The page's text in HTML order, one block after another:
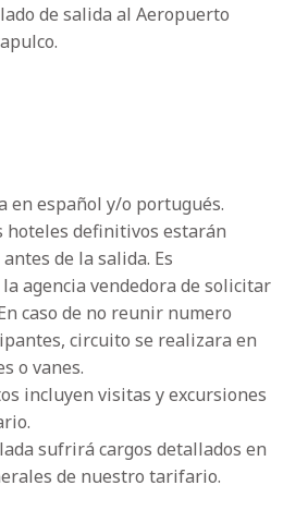
de salida al Aeropuerto
en español y/o portugués.
hoteles definitivos estarán
de la salida. Es
agencia vendedora de solicitar
caso de no reunir numero
circuito se realizara en
o vanes.
incluyen visitas y excursiones
sufrirá cargos detallados en
de nuestro tarifario.